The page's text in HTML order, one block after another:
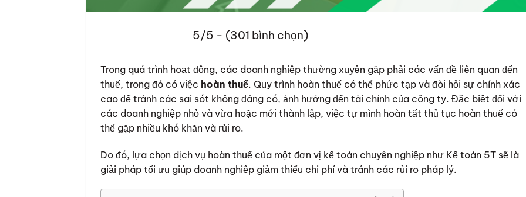
5/5 - (301 bình chọn)
Trong quá trình hoạt động, các doanh nghiệp thường xuyên gặp phải các vấn đề liên quan đến
thuế, trong đó có việc hoàn thuế. Quy trình hoàn thuế có thể phức tạp và đòi hỏi sự chính xác
cao để tránh các sai sót không đáng có, ảnh hưởng đến tài chính của công ty. Đặc biệt đối với
các doanh nghiệp nhỏ và vừa hoặc mới thành lập, việc tự mình hoàn tất thủ tục hoàn thuế có
thể gặp nhiều khó khăn và rủi ro.
Do đó, lựa chọn dịch vụ hoàn thuế của một đơn vị kế toán chuyên nghiệp như Kế toán 5T sẽ là
giải pháp tối ưu giúp doanh nghiệp giảm thiểu chi phí và tránh các rủi ro pháp lý.